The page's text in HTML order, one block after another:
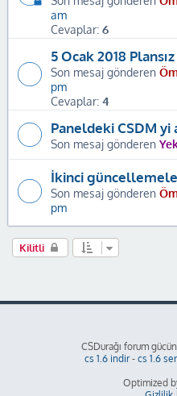
am
Cevaplar: 6
5 Ocak 2018
Son mesaj gönderen
pm
Cevaplar: 4
Paneldeki CSDM
Son mesaj gönderen
İkinci
Son mesaj gönderen
pm
Kilitli
CSDurağı forum
cs 1.6 indir- cs 1.6
Optimized